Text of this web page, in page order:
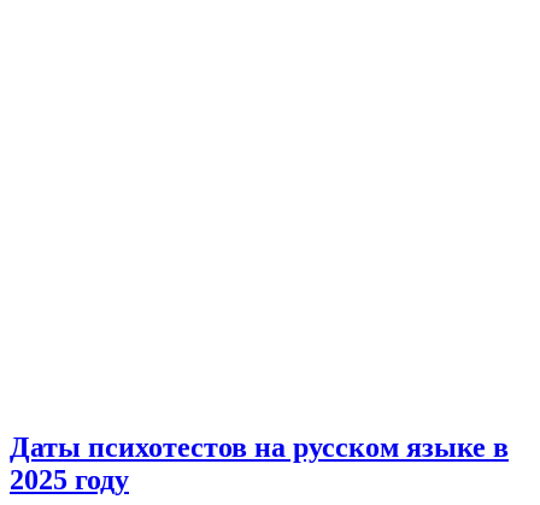
Даты психотестов на русском языке в
2025 году